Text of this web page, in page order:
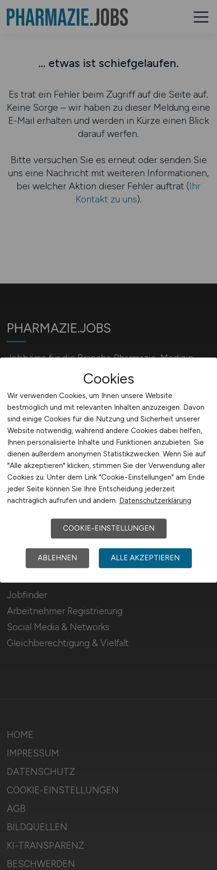
... etwas ist schiefgelaufen.
Es trat ein Fehler beim Zugriff auf die Seite auf.
Keine Sorge – wir haben zu dieser Meldung eine
E-Mail erhalten und werden in Kürze einen Blick
darauf werfen.
Bitte versuchen Sie es erneut oder senden Sie
uns eine Nachricht mit weiteren Informationen,
bei welcher Aktion dieser Fehler auftrat (Ihr
Kontakt zu uns).
PHARMAZIE.JOBS
Jobbörse für die Branche Pharmazie, Medizin,
Biotechnologie und Chemie.
Für Arbeitnehmer
Jobfinder
Arbeitnehmer Registrierung
Social Media & Networks
Gleichberechtigung & Vielfalt
Für Arbeitgeber
Stellenanzeigen schalten
Mediadaten & Konditionen
Arbeitgeber Seite
Arbeitgeber Kontakt
Karrierenetzwerk
HOME
IMPRESSUM
DATENSCHUTZ
COOKIE-EINSTELLUNGEN
AGB
BILDQUELLEN
KI-TRANSPARENZ
BESCHWERDEN
Cookies
Wir verwenden Cookies, um Ihnen unsere Website
bestmöglich und mit relevanten Inhalten anzuzeigen. Davon
sind einige Cookies für die Nutzung und Sicherheit unserer
Website notwendig, während andere Cookies dabei helfen,
Ihnen personalisierte Inhalte und Funktionen anzubieten. Sie
dienen außerdem anonymen Statistikzwecken. Wenn Sie auf
"Alle akzeptieren" klicken, stimmen Sie der Verwendung aller
Cookies zu. Unter dem Link "Cookie-Einstellungen" am Ende
jeder Seite können Sie Ihre Entscheidung jederzeit
nachträglich aufrufen und ändern. Datenschutzerklärung
COOKIE-EINSTELLUNGEN
ABLEHNEN ALLE AKZEPTIEREN